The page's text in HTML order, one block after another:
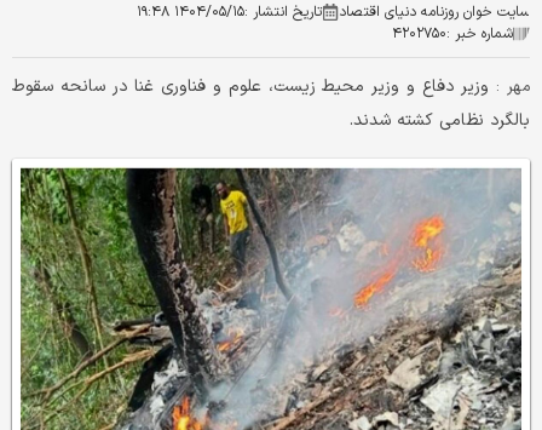
سایت خوان روزنامه دنیای اقتصاد تاریخ انتشار :۱۴۰۴/۰۵/۱۵ ۱۹:۴۸
شماره خبر :۴۲۰۲۷۵۰
مهر : وزیر دفاع و وزیر محیط زیست، علوم و فناوری غنا در سانحه سقوط
بالگرد نظامی کشته شدند.